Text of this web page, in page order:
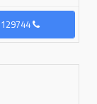
96551129744